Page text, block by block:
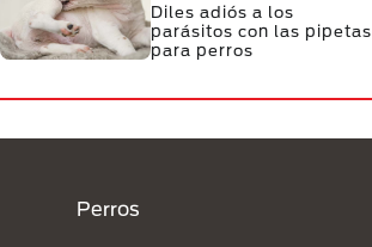
Diles adiós a los
parásitos con las pipetas
para perros
Perros